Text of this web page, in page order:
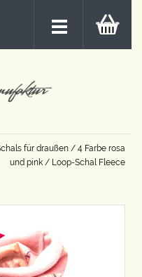
für draußen / 4 Farbe rosa
und pink / Loop-Schal Fleece